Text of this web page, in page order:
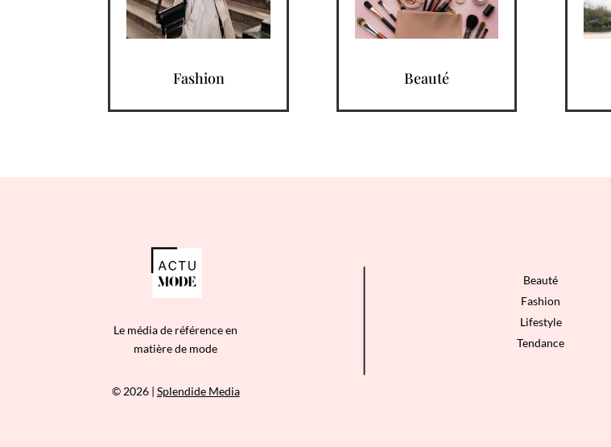
Fashion Beauté
Le média de référence en
matière de mode
© 2026 | Splendide Media
Beauté
Fashion
Lifestyle
Tendance